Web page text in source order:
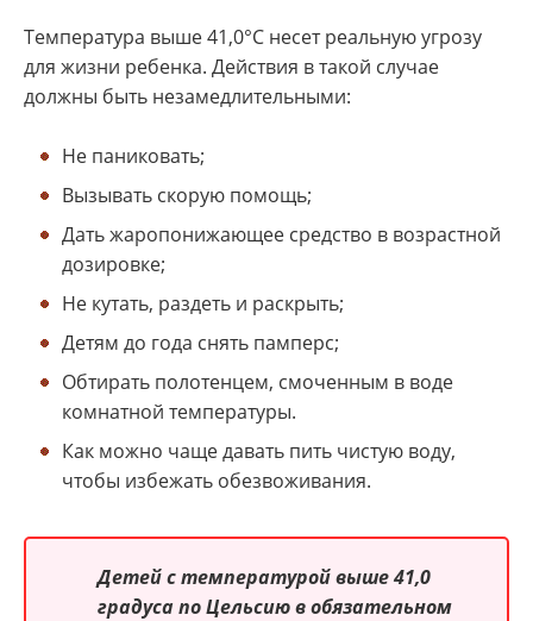
Температура выше 41,0°С несет реальную угрозу
для жизни ребенка. Действия в такой случае
должны быть незамедлительными:
Не паниковать;
Вызывать скорую помощь;
Дать жаропонижающее средство в возрастной
дозировке;
Не кутать, раздеть и раскрыть;
Детям до года снять памперс;
Обтирать полотенцем, смоченным в воде
комнатной температуры.
Как можно чаще давать пить чистую воду,
чтобы избежать обезвоживания.
Детей с температурой выше 41,0
градуса по Цельсию в обязательном